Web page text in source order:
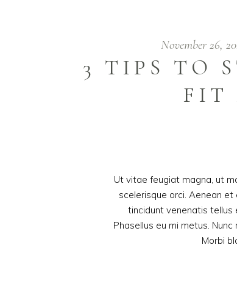
November 26,
3 TIPS TO
FIT
Ut vitae feugiat magna, ut
scelerisque orci. Aenean
tincidunt venenatis tellus
Phasellus eu mi metus.
Morbi